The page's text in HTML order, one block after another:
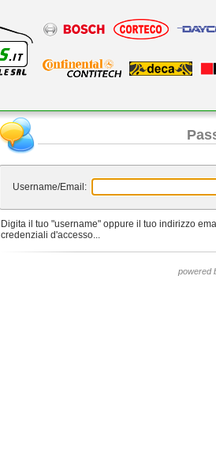
Username/Email:
Digita il tuo "username" oppure il tuo indirizzo
credenziali d'accesso...
powered